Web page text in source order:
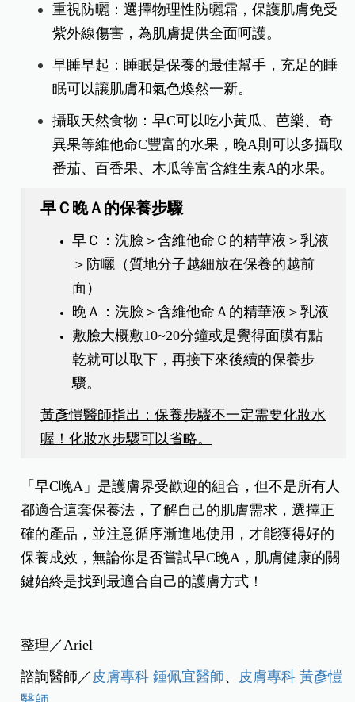
重視防曬：選擇物理性防曬霜，保護肌膚免受
紫外線傷害，為肌膚提供全面呵護。
早睡早起： 睡眠是保養的最佳幫手，充足的睡
眠可以讓肌膚和氣色煥然一新。
攝取天然食物：早C可以吃小黃瓜、芭樂、奇
異果等維他命C豐富的水果，晚A則可以多攝取
番茄、百香果、木瓜等富含維生素A的水果。
早Ｃ晚Ａ的保養步驟
早Ｃ：洗臉＞含維他命Ｃ的精華液＞乳液
＞防曬（質地分子越細放在保養的越前
面）
晚Ａ：洗臉＞含維他命Ａ的精華液＞乳液
敷臉大概敷10~20分鐘或是覺得面膜有點
乾就可以取下，再接下來後續的保養步
驟。
黃彥愷醫師指出：保養步驟不一定需要化妝水
喔！化妝水步驟可以省略。
「早C晚A」是護膚界受歡迎的組合，但不是所有人
都適合這套保養法，了解自己的肌膚需求，選擇正
確的產品，並注意循序漸進地使用，才能獲得好的
保養成效，無論你是否嘗試早C晚A，肌膚健康的關
鍵始終是找到最適合自己的護膚方式！
整理／Ariel
諮詢醫師／ 皮膚專科 鍾佩宜醫師、 皮膚專科 黃彥愷